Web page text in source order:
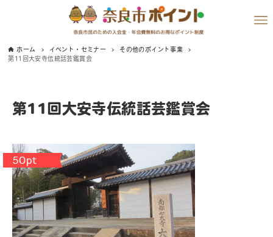
ホーム イベント・セミナー
その他のポイント事業
第11回大安寺伝統話芸鑑賞会
第11回大安寺伝統話芸鑑賞会
50pt